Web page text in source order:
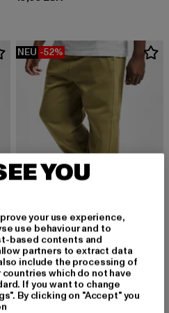
29,99 EUR
NEU -52%
URBAN CLASSICS
Blank
24,00 EUR
Derzeitiger Preis: 24,00 EUR
49,99 EUR Aktionspreis:
YOU
your use experience,
use behaviour and to
based contents and
partners to extract data
include the processing of
which do not have
If you want to change
By clicking on "Accept" you